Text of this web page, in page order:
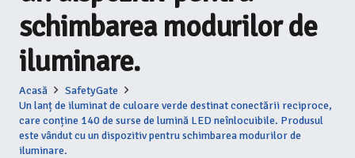
schimbarea modurilor de
iluminare.
Acasă
SafetyGate
Un lanț de iluminat de culoare verde destinat conectării reciproce,
care conține 140 de surse de lumină LED neînlocuibile. Produsul
este vândut cu un dispozitiv pentru schimbarea modurilor de
iluminare.